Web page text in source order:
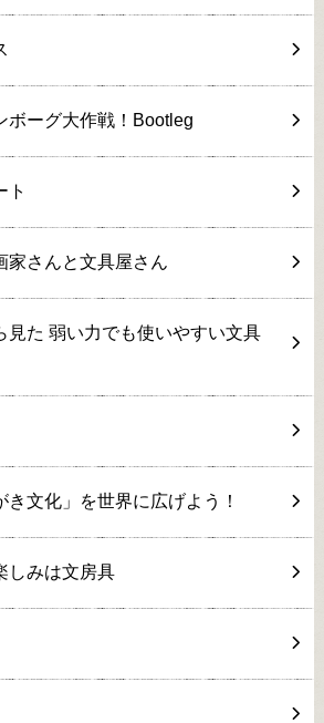
ボーグ大作戦！Bootleg
ト
家さんと文具屋さん
見た 弱い力でも使いやすい文具
文化」を世界に広げよう！
しみは文房具